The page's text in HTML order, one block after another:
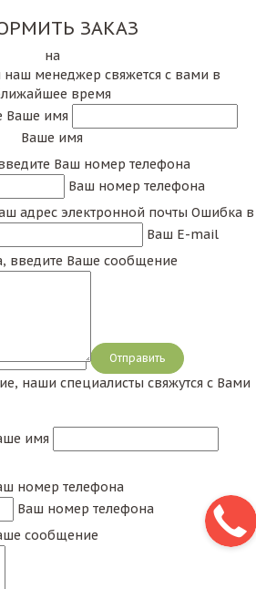
ЗАКАЗ
на
наш менеджер свяжется с вами в
время
Ваше имя
Ваше имя
Ваш номер телефона
Ваш номер телефона
адрес электронной почты Ошибка в
Ваш E-mail
введите Ваше сообщение
Сообщение
наши специалисты свяжутся с Вами
имя
номер телефона
Ваш номер телефона
сообщение